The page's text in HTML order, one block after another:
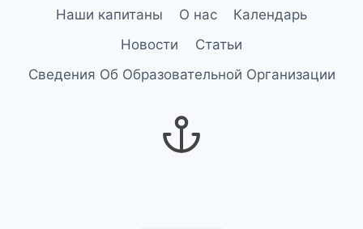
Наши капитаны
О нас
Календарь
Новости
Статьи
Сведения Об Образовательной Организации